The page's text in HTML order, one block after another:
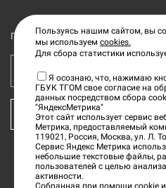
Подпишитесь на рассылку
Ваш e-mail адрес
КУПИТЬ
Пользуясь нашим сайтом, вы
мы используем cookies.
Для сбора статистики
Я осознаю, что, нажимаю
ГБУК ТГОМ свое согласие на
данных посредством сбора
"ЯндексМетрика"
Этот сайт использует сервис
Метрика, предоставляемый
119021, Россия, Москва, ул. Л.
Сервис Яндекс Метрика
небольшие текстовые файлы,
пользователей с целью
активности.
Собранная при помощи cookie